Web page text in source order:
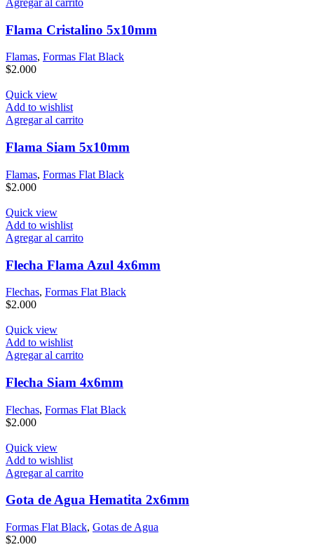
Agregar al carrito
Flama Cristalino 5x10mm
Flamas, Formas Flat Black
$2.000
Quick view
Add to wishlist
Agregar al carrito
Flama Siam 5x10mm
Flamas, Formas Flat Black
$2.000
Quick view
Add to wishlist
Agregar al carrito
Flecha Flama Azul 4x6mm
Flechas, Formas Flat Black
$2.000
Quick view
Add to wishlist
Agregar al carrito
Flecha Siam 4x6mm
Flechas, Formas Flat Black
$2.000
Quick view
Add to wishlist
Agregar al carrito
Gota de Agua Hematita 2x6mm
Formas Flat Black, Gotas de Agua
$2.000